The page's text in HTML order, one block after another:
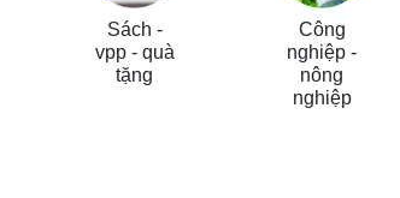
Sách -
vpp - quà
tặng
Công
nghiệp -
nông
nghiệp